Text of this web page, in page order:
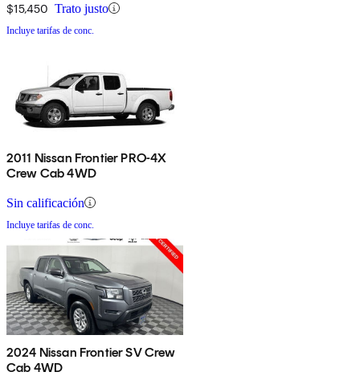
$15,450 Trato justo
Incluye tarifas de conc.
2011 Nissan Frontier PRO-4X
Crew Cab 4WD
Sin calificación
Incluye tarifas de conc.
2024 Nissan Frontier SV Crew
Cab 4WD